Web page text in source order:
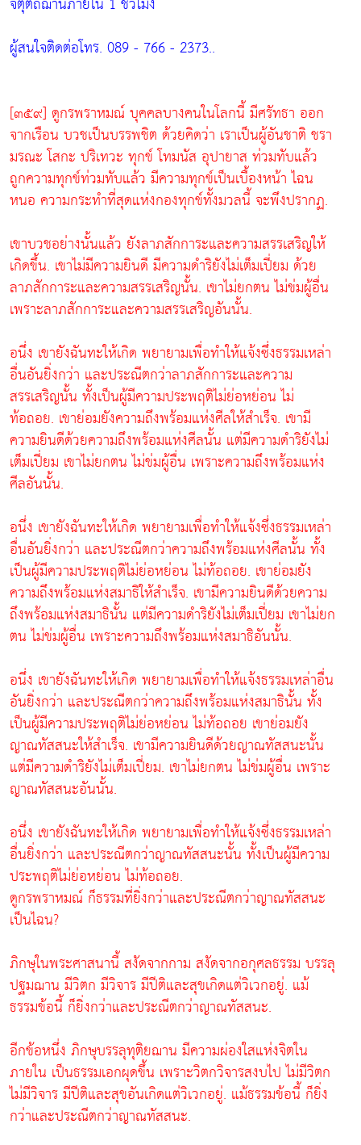
ผู้สนใจติดต่อโทร. 089 - 766 - 2373..
[๓๕๙] ดูกรพราหมณ์ บุคคลบางคนในโลกนี้ มีศรัทธา ออก
จากเรือน บวชเป็นบรรพชิต ด้วยคิดว่า เราเป็นผู้อันชาติ ชรา
มรณะ โสกะ ปริเทวะ ทุกข์ โทมนัส อุปายาส ท่วมทับแล้ว
ถูกความทุกข์ท่วมทับแล้ว มีความทุกข์เป็นเบื้องหน้า ไฉน
หนอ ความกระทำที่สุดแห่งกองทุกข์ทั้งมวลนี้ จะพึงปรากฏ.
เขาบวชอย่างนั้นแล้ว ยังลาภสักการะและความสรรเสริญให้
เกิดขึ้น. เขาไม่มีความยินดี มีความดำริยังไม่เต็มเปี่ยม ด้วย
ลาภสักการะและความสรรเสริญนั้น. เขาไม่ยกตน ไม่ข่มผู้อื่น
เพราะลาภสักการะและความสรรเสริญอันนั้น.
อนึ่ง เขายังฉันทะให้เกิด พยายามเพื่อทำให้แจ้งซึ่งธรรมเหล่า
อื่นอันยิ่งกว่า และประณีตกว่าลาภสักการะและความ
สรรเสริญนั้น ทั้งเป็นผู้มีความประพฤติไม่ย่อหย่อน ไม่
ท้อถอย. เขาย่อมยังความถึงพร้อมแห่งศีลให้สำเร็จ. เขามี
ความยินดีด้วยความถึงพร้อมแห่งศีลนั้น แต่มีความดำริยังไม่
เต็มเปี่ยม เขาไม่ยกตน ไม่ข่มผู้อื่น เพราะความถึงพร้อมแห่ง
ศีลอันนั้น.
อนึ่ง เขายังฉันทะให้เกิด พยายามเพื่อทำให้แจ้งซึ่งธรรมเหล่า
อื่นอันยิ่งกว่า และประณีตกว่าความถึงพร้อมแห่งศีลนั้น ทั้ง
เป็นผู้มีความประพฤติไม่ย่อหย่อน ไม่ท้อถอย. เขาย่อมยัง
ความถึงพร้อมแห่งสมาธิให้สำเร็จ. เขามีความยินดีด้วยความ
ถึงพร้อมแห่งสมาธินั้น แต่มีความดำริยังไม่เต็มเปี่ยม เขาไม่ยก
ตน ไม่ข่มผู้อื่น เพราะความถึงพร้อมแห่งสมาธิอันนั้น.
อนึ่ง เขายังฉันทะให้เกิด พยายามเพื่อทำให้แจ้งธรรมเหล่าอื่น
อันยิ่งกว่า และประณีตกว่าความถึงพร้อมแห่งสมาธินั้น ทั้ง
เป็นผู้มีความประพฤติไม่ย่อหย่อน ไม่ท้อถอย เขาย่อมยัง
ญาณทัสสนะให้สำเร็จ. เขามีความยินดีด้วยญาณทัสสนะนั้น
แต่มีความดำริยังไม่เต็มเปี่ยม. เขาไม่ยกตน ไม่ข่มผู้อื่น เพราะ
ญาณทัสสนะอันนั้น.
อนึ่ง เขายังฉันทะให้เกิด พยายามเพื่อทำให้แจ้งซึ่งธรรมเหล่า
อื่นยิ่งกว่า และประณีตกว่าญาณทัสสนะนั้น ทั้งเป็นผู้มีความ
ประพฤติไม่ย่อหย่อน ไม่ท้อถอย.
ดูกรพราหมณ์ ก็ธรรมที่ยิ่งกว่าและประณีตกว่าญาณทัสสนะ
เป็นไฉน?
ภิกษุในพระศาสนานี้ สงัดจากกาม สงัดจากอกุศลธรรม บรรลุ
ปฐมฌาน มีวิตก มีวิจาร มีปีติและสุขเกิดแต่วิเวกอยู่. แม้
ธรรมข้อนี้ ก็ยิ่งกว่าและประณีตกว่าญาณทัสสนะ.
อีกข้อหนึ่ง ภิกษุบรรลุทุติยฌาน มีความผ่องใสแห่งจิตใน
ภายใน เป็นธรรมเอกผุดขึ้น เพราะวิตกวิจารสงบไป ไม่มีวิตก
ไม่มีวิจาร มีปีติและสุขอันเกิดแต่วิเวกอยู่. แม้ธรรมข้อนี้ ก็ยิ่ง
กว่าและประณีตกว่าญาณทัสสนะ.